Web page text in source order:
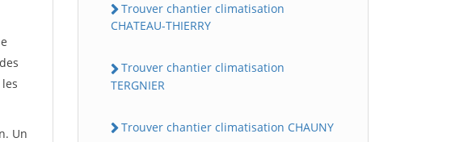
Un
Trouver chantier climatisation
CHATEAU-THIERRY
Trouver chantier climatisation
TERGNIER
Trouver chantier climatisation CHAUNY